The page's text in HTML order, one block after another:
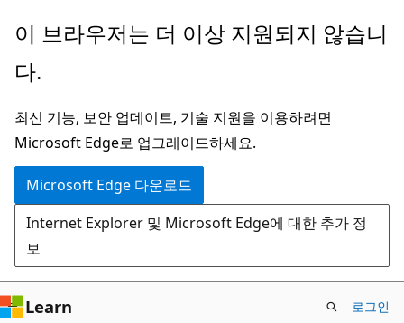
주
콘
츠
로
건
너
뛰
기
이 브라우저는 더 이상 지원되지 않습니
다.
최신 기능, 보안 업데이트, 기술 지원을 이용하려면
Microsoft Edge로 업그레이드하세요.
Microsoft Edge 다운로드
Internet Explorer 및 Microsoft Edge에 대한 추가 정
보
Learn 로그인